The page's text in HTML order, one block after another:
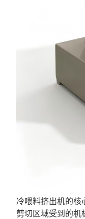
冷喂料挤出机的核
剪切区域受到的机